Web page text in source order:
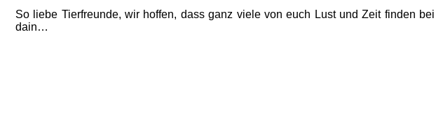
So liebe Tierfreunde, wir hoffen, dass ganz viele von euch Lust und Zeit finden
dain…